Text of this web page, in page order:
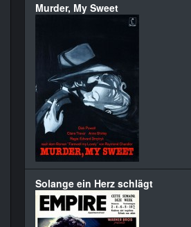
Murder, My Sweet
Solange ein Herz schlägt